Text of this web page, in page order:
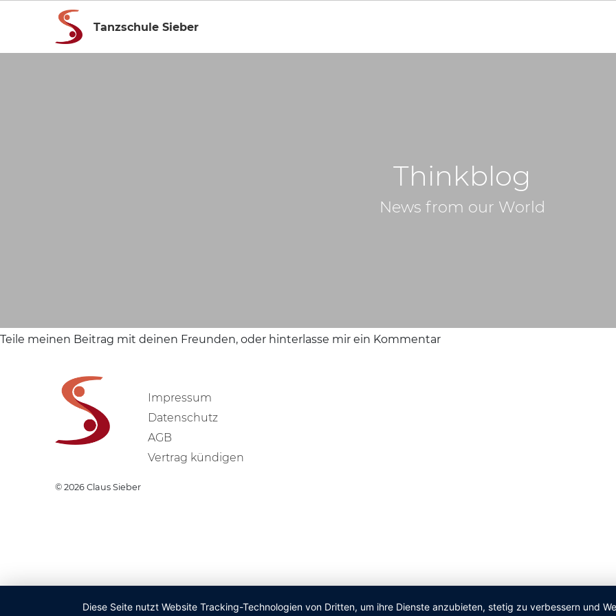
Tanzschule Sieber
Thinkblog
News from our World
Teile meinen Beitrag mit deinen Freunden, oder hinterlasse mir ein Kommentar
Diese Seite nutzt Website Tracking-Technologien von Dritten, um ihre Dienste anzubieten, stetig zu verbessern und
Impressum
Datenschutz
AGB
Vertrag kündigen
© 2026 Claus Sieber